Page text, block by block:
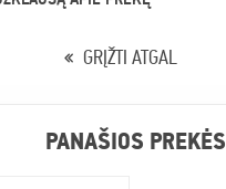
GRĮŽTI ATGAL
PANAŠIOS PREKĖS